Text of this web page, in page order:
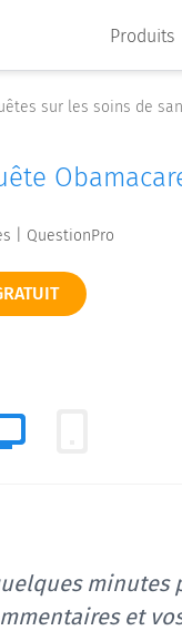
Produits
sur les soins de
| QuestionPro
minutes
et